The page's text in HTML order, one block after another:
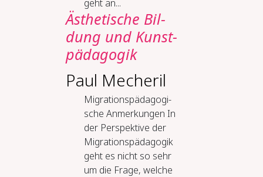
geht an...
Äs­the­ti­sche Bil­
dung und Kunst­
päd­ago­gik
Paul Mecheril
Mi­gra­ti­ons­päd­ago­gi­
sche An­mer­kun­gen In
der Perspektive der
Migrationspädagogik
geht es nicht so sehr
um die Frage, welche